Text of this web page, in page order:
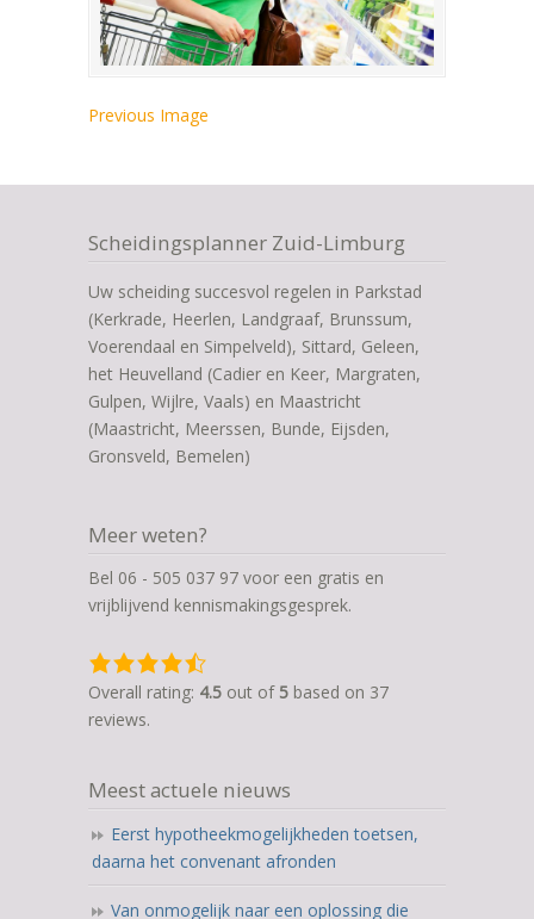
Previous Image
Scheidingsplanner Zuid-Limburg
Uw scheiding succesvol regelen in Parkstad
(Kerkrade, Heerlen, Landgraaf, Brunssum,
Voerendaal en Simpelveld), Sittard, Geleen,
het Heuvelland (Cadier en Keer, Margraten,
Gulpen, Wijlre, Vaals) en Maastricht
(Maastricht, Meerssen, Bunde, Eijsden,
Gronsveld, Bemelen)
Meer weten?
Bel 06 - 505 037 97 voor een gratis en
vrijblijvend kennismakingsgesprek.
4,5
rating
based
ratings
Overall rating: 4.5 out of 5 based on 37
reviews.
Meest actuele nieuws
Eerst hypotheekmogelijkheden toetsen,
daarna het convenant afronden
Van onmogelijk naar een oplossing die